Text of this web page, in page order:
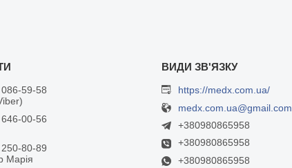
59-58
00-56
80-89
Марія
https://medx.com.ua/
medx.com.ua@gmail.com
+380980865958
+380980865958
+380980865958